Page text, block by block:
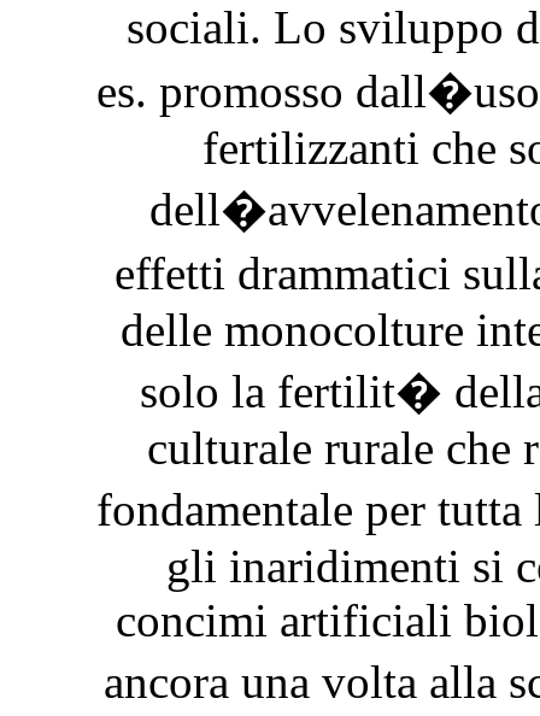
sociali. Lo sviluppo
es. promosso
fertilizzanti che
effetti drammatici
delle monocolture
solo la fertilit� della
culturale rurale che
fondamentale per
gli inaridimenti si
concimi artificiali
ancora una volta alla